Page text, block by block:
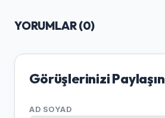
YORUMLAR (0)
Görüşlerinizi Paylaşın
AD SOYAD